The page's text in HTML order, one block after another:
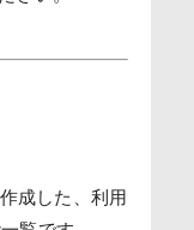
成した、利用